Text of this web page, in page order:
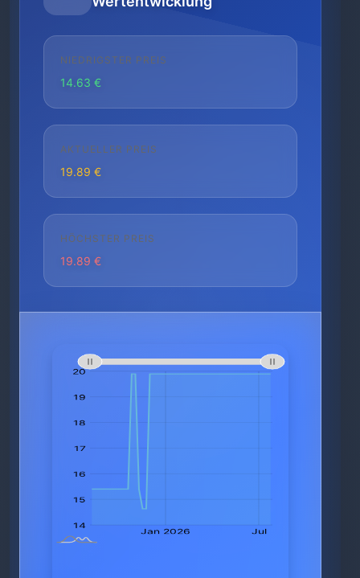
NIEDRIGSTER PREIS
14.63 €
AKTUELLER PREIS
19.89 €
HÖCHSTER PREIS
19.89 €